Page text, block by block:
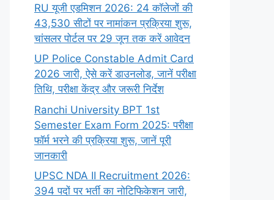
RU यूजी एडमिशन 2026: 24 कॉलेजों की
43,530 सीटों पर नामांकन प्रक्रिया शुरू,
चांसलर पोर्टल पर 29 जून तक करें आवेदन
UP Police Constable Admit Card
2026 जारी, ऐसे करें डाउनलोड, जानें परीक्षा
तिथि, परीक्षा केंद्र और जरूरी निर्देश
Ranchi University BPT 1st
Semester Exam Form 2025: परीक्षा
फॉर्म भरने की प्रक्रिया शुरू, जानें पूरी
जानकारी
UPSC NDA II Recruitment 2026:
394 पदों पर भर्ती का नोटिफिकेशन जारी,